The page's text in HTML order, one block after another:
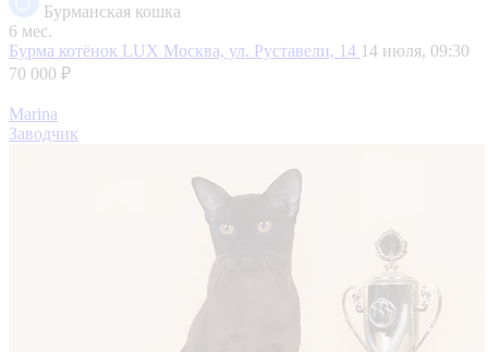
Бурманская кошка
6 мес.
Бурма котёнок LUX Москва, ул. Руставели, 14 14 июля, 09:30
70 000 ₽
Marina
Заводчик